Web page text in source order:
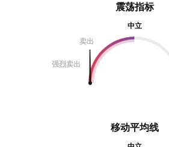
震荡指标
中立
卖出
强烈卖出
移动平均线